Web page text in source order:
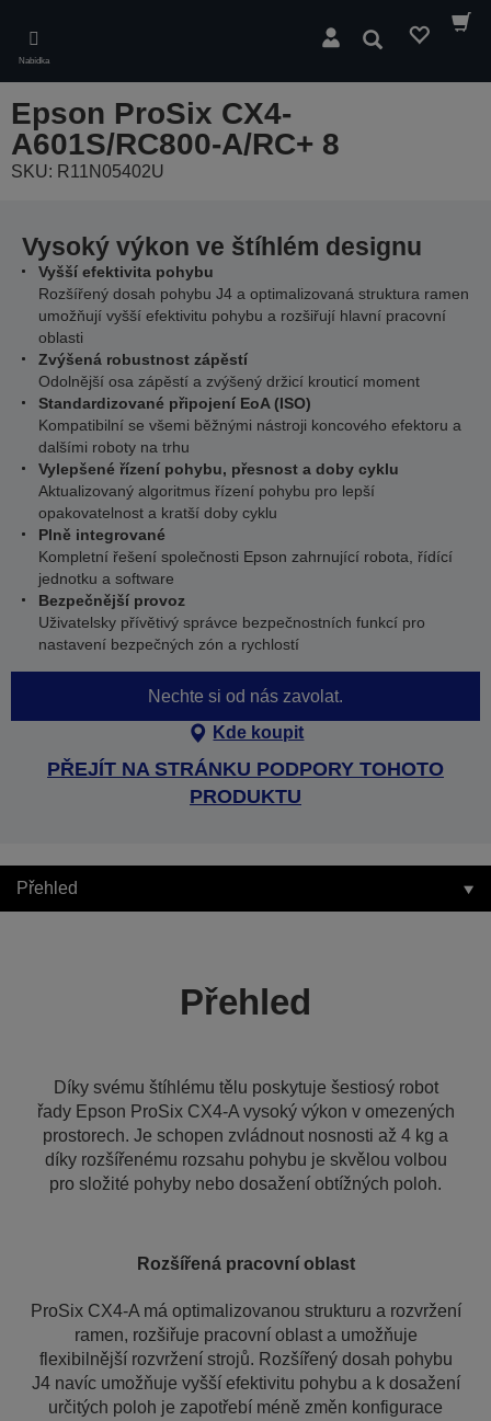
main
content
Nabídka
Hledat
Epson ProSix CX4-
A601S/RC800-A/RC+ 8
SKU: R11N05402U
Vysoký výkon ve štíhlém designu
Vyšší efektivita pohybu
Rozšířený dosah pohybu J4 a optimalizovaná struktura ramen
umožňují vyšší efektivitu pohybu a rozšiřují hlavní pracovní
oblasti
Zvýšená robustnost zápěstí
Odolnější osa zápěstí a zvýšený držicí krouticí moment
Standardizované připojení EoA (ISO)
Kompatibilní se všemi běžnými nástroji koncového efektoru a
dalšími roboty na trhu
Vylepšené řízení pohybu, přesnost a doby cyklu
Aktualizovaný algoritmus řízení pohybu pro lepší
opakovatelnost a kratší doby cyklu
Plně integrované
Kompletní řešení společnosti Epson zahrnující robota, řídící
jednotku a software
Bezpečnější provoz
Uživatelsky přívětivý správce bezpečnostních funkcí pro
nastavení bezpečných zón a rychlostí
Nechte si od nás zavolat.
Kde koupit
PŘEJÍT NA STRÁNKU PODPORY TOHOTO
PRODUKTU
Přehled
Přehled
Díky svému štíhlému tělu poskytuje šestiosý robot
řady Epson ProSix CX4-A vysoký výkon v omezených
prostorech. Je schopen zvládnout nosnosti až 4 kg a
díky rozšířenému rozsahu pohybu je skvělou volbou
pro složité pohyby nebo dosažení obtížných poloh.
Rozšířená pracovní oblast
ProSix CX4-A má optimalizovanou strukturu a rozvržení
ramen, rozšiřuje pracovní oblast a umožňuje
flexibilnější rozvržení strojů. Rozšířený dosah pohybu
J4 navíc umožňuje vyšší efektivitu pohybu a k dosažení
určitých poloh je zapotřebí méně změn konfigurace